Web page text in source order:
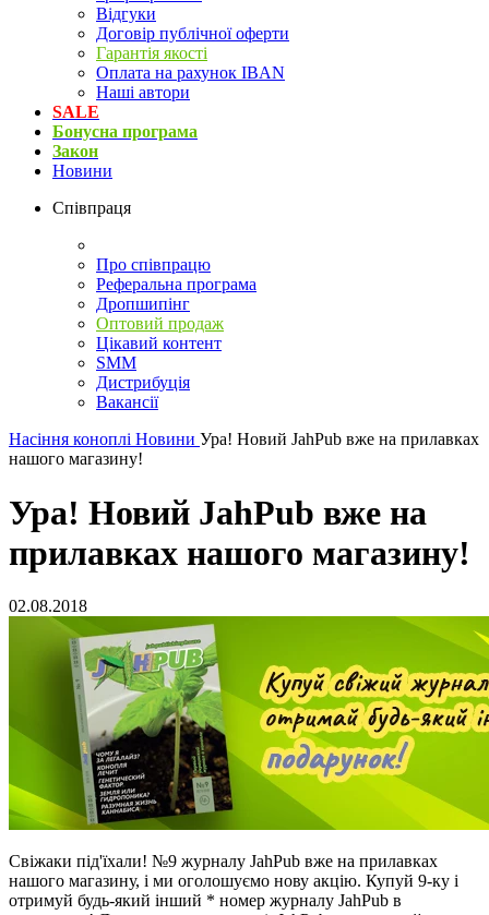
Відгуки
Договір публічної оферти
Гарантія якості
Оплата на рахунок IBAN
Наші автори
SALE
Бонусна програма
Закон
Новини
Співпраця
Про співпрацю
Реферальна програма
Дропшипінг
Оптовий продаж
Цікавий контент
SMM
Дистрибуція
Вакансії
Насіння коноплі Новини Ура! Новий JahPub вже на прилавках
нашого магазину!
Ура! Новий JahPub вже на
прилавках нашого магазину!
02.08.2018
Свіжаки під'їхали! №9 журналу JahPub вже на прилавках
нашого магазину, і ми оголошуємо нову акцію. Купуй 9-ку і
отримуй будь-який інший * номер журналу JahPub в